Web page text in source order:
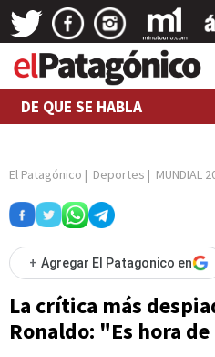
DE QUE SE HABLA
El Patagónico | Deportes | MUNDIAL
+ Agregar El Patagonico en
La crítica más
Ronaldo: "Es hora